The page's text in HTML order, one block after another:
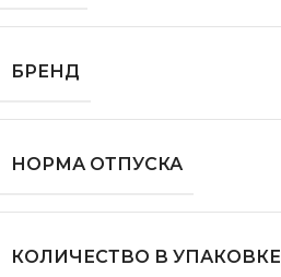
БРЕНД
НОРМА ОТПУСКА
КОЛИЧЕСТВО В УПАКОВКЕ